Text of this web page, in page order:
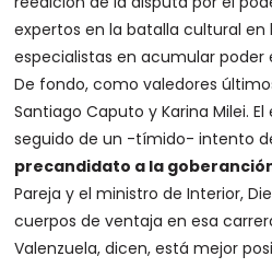
expertos en la batalla cultural en
especialistas en acumular poder
De fondo, como valedores
Santiago Caputo y Karina Milei.
seguido de un -tímido- intento
precandidato a la
Pareja y el ministro de Interior,
cuerpos de ventaja en esa
Valenzuela, dicen, está mejor